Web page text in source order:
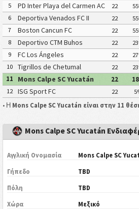
5
PD Inter Playa del Carmen AC
II
22
6
Deportiva Venados FC II 22
7
Boston Cancun FC 22
8
Deportivo CTM Buhos 22
9
FC Los Ángeles 22
10
Tigrillos de Chetumal 22
11
Mons Calpe SC Yucatán 22
12
ISG Sport FC 22
• Η Mons Calpe SC Yucatán είναι στην 11
Mons Calpe SC Yucatán
Αγγλική Ονομασία Mons Calpe SC
Γήπεδο TBD
Πόλη TBD
Χώρα Μεξικό